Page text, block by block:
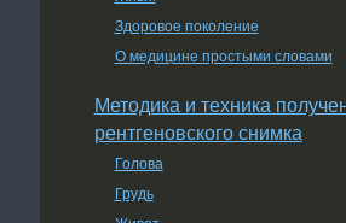
Здоровое поколение
О медицине простыми словами
Методика и техника
рентгеновского снимка
Голова
Грудь